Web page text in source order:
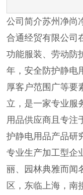
公司简介苏州净尚
合通经贸有限公司
功能服装、劳动防
年，安全防护静电
厚客户范围广等要
立，是一家专业服
用品供应商且专注
护静电用品产品研
专业生产加工型企
丽、园林典雅而闻
区，东临上海，南